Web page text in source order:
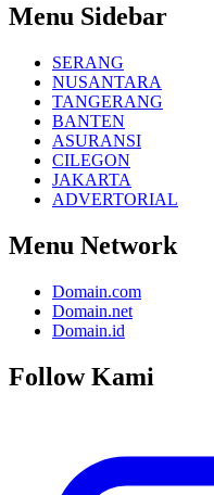
Menu Sidebar
SERANG
NUSANTARA
TANGERANG
BANTEN
ASURANSI
CILEGON
JAKARTA
ADVERTORIAL
Menu Network
Domain.com
Domain.net
Domain.id
Follow Kami